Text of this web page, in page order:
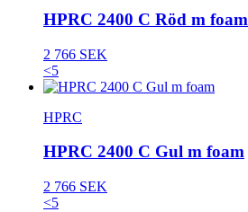
HPRC 2400 C Röd m foam
2 766 SEK
<5
HPRC
HPRC 2400 C Gul m foam
2 766 SEK
<5